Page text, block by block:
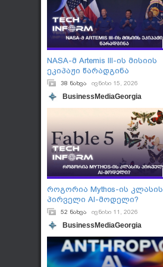
NASA-მ Artemis III-ის მისიის
ეკიპაჟი წარადგინა
38 ნახვა ივნისი 15, 2026
BusinessMediaGeorgia
როგორია Mythos-ის კლასის
პირველი AI-მოდელი?
52 ნახვა ივნისი 11, 2026
BusinessMediaGeorgia